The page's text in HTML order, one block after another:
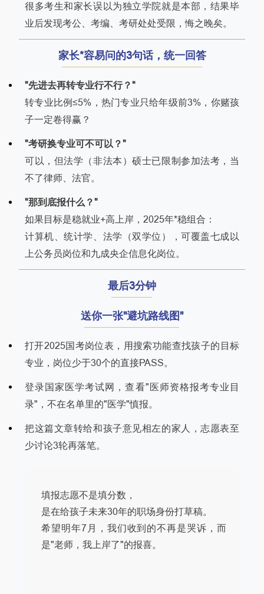
很多考生和家长误以为独立学院就是本部，结果毕
业后发现考公、考编、考研处处受限，悔之晚矣。
家长*容易问的3句话，统一回答
"先进去再转专业行不行？"
转专业比例≤5%，热门专业只给年级前3%，你赌孩
子一定卷得赢？
"考研换专业可不可以？"
可以，但法学（非法本）硕士已限制参加法考，当
不了律师、法官。
"那到底报什么？"
如果目标是稳就业+高上岸，2025年*稳组合：
计算机、统计学、法学（双学位），可覆盖七成以
上公务员岗位和九成央企信息化岗位。
最后3分钟
送你一张"避坑路线图"
打开2025国考岗位表，用搜索功能查找孩子的目标
专业，岗位少于30个的直接PASS。
登录国家医学考试网，查看"医师资格报考专业目
录"，不在名单里的"医学"慎报。
把这篇文章转给和孩子意见相左的家人，志愿表至
少讨论3轮再落笔。
填报志愿不是填分数，
是在给孩子未来30年的职场身份打草稿。
希望明年7月，我们收到的不再是哭诉，而
是"老师，我上岸了"的报喜。